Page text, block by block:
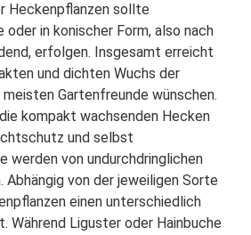
Heckenpflanzen sollte
oder in konischer Form, also nach
erfolgen. Insgesamt erreicht
und dichten Wuchs der
Gartenfreunde wünschen.
kompakt wachsenden Hecken
und selbst
werden von undurchdringlichen
Abhängig von der jeweiligen Sorte
einen unterschiedlich
Während Liguster oder Hainbuche